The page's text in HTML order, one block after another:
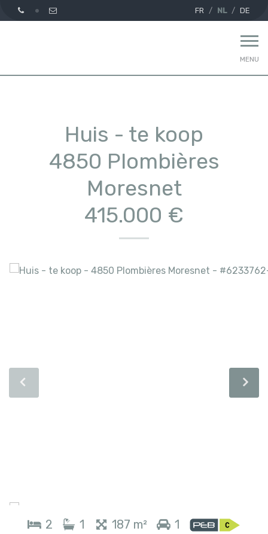
FR NL DE
MENU
Huis - te koop
4850 Plombières
Moresnet
415.000 €
2 1 187 m² 1